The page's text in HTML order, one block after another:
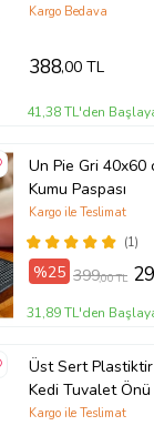
Kargo Bedava
388,00 TL
41,38 TL'den
Un Pie Gri 40x60
Kumu Paspası
(1)
Kargo ile Teslimat
%25 399,00 TL
31,89 TL'den
Üst Sert Plastiktir
Kedi Tuvalet Önü
Kumu Paspası
Kargo ile Teslimat